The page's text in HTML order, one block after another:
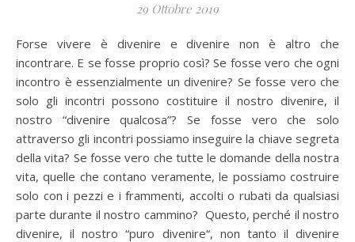
29 Ottobre 2019
Forse vivere è divenire e divenire non è altro che
incontrare. E se fosse proprio così? Se fosse vero che ogni
incontro è essenzialmente un divenire? Se fosse vero che
solo gli incontri possono costituire il nostro divenire, il
nostro “divenire qualcosa”? Se fosse vero che solo
attraverso gli incontri possiamo inseguire la chiave segreta
della vita? Se fosse vero che tutte le domande della nostra
vita, quelle che contano veramente, le possiamo costruire
solo con i pezzi e i frammenti, accolti o rubati da qualsiasi
parte durante il nostro cammino? Questo, perché il nostro
divenire, il nostro “puro divenire“, non tanto il divenire